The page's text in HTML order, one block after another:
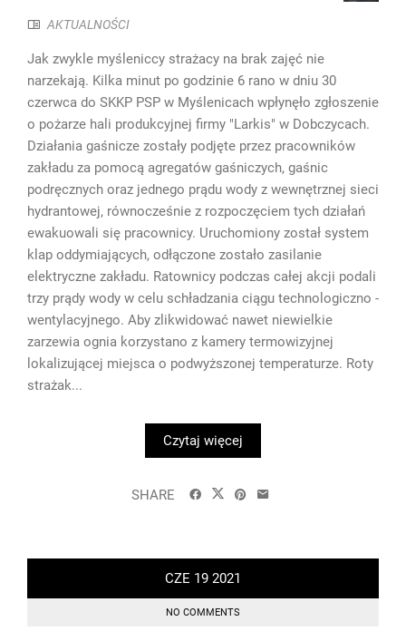
AKTUALNOŚCI
Jak zwykle myśleniccy strażacy na brak zajęć nie
narzekają. Kilka minut po godzinie 6 rano w dniu 30
czerwca do SKKP PSP w Myślenicach wpłynęło zgłoszenie
o pożarze hali produkcyjnej firmy "Larkis" w Dobczycach.
Działania gaśnicze zostały podjęte przez pracowników
zakładu za pomocą agregatów gaśniczych, gaśnic
podręcznych oraz jednego prądu wody z wewnętrznej sieci
hydrantowej, równocześnie z rozpoczęciem tych działań
ewakuowali się pracownicy. Uruchomiony został system
klap oddymiających, odłączone zostało zasilanie
elektryczne zakładu. Ratownicy podczas całej akcji podali
trzy prądy wody w celu schładzania ciągu technologiczno -
wentylacyjnego. Aby zlikwidować nawet niewielkie
zarzewia ognia korzystano z kamery termowizyjnej
lokalizującej miejsca o podwyższonej temperaturze. Roty
strażak...
Czytaj więcej
SHARE
CZE 19 2021
NO COMMENTS